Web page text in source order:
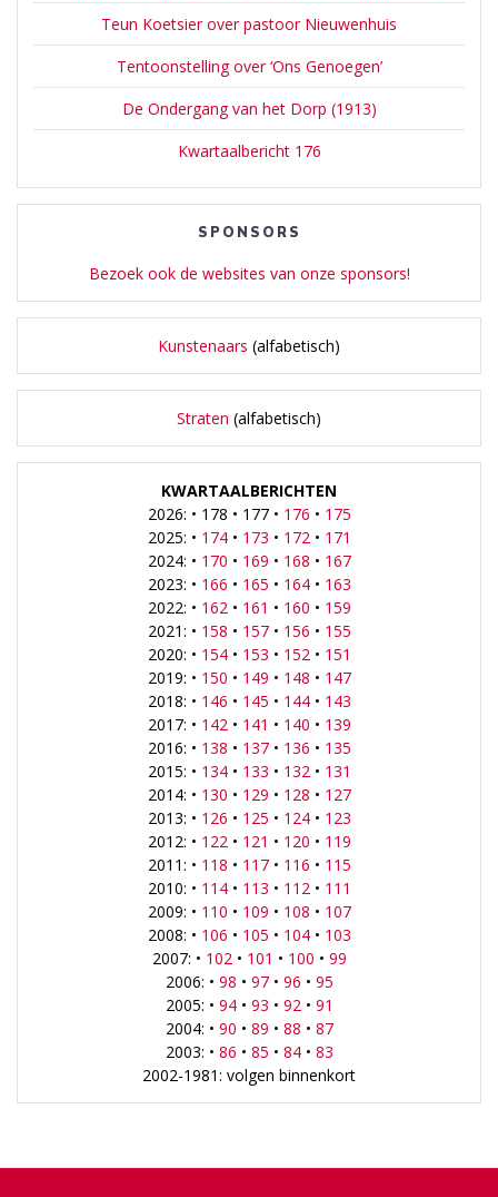
Teun Koetsier over pastoor Nieuwenhuis
Tentoonstelling over ‘Ons Genoegen’
De Ondergang van het Dorp (1913)
Kwartaalbericht 176
SPONSORS
Bezoek ook de websites van onze sponsors!
Kunstenaars (alfabetisch)
Straten (alfabetisch)
KWARTAALBERICHTEN
2026: • 178 • 177 • 176 • 175
2025: • 174• 173 • 172• 171
2024: • 170 • 169 • 168 • 167
2023: • 166 • 165 • 164• 163
2022: • 162• 161 • 160 • 159
2021: • 158 • 157• 156 • 155
2020: • 154• 153 • 152• 151
2019: • 150 • 149 • 148 • 147
2018: • 146 • 145 • 144• 143
2017: • 142• 141 • 140 • 139
2016: • 138 • 137• 136 • 135
2015: • 134• 133 • 132• 131
2014: • 130 • 129 • 128 • 127
2013: • 126 • 125 • 124• 123
2012: • 122• 121 • 120 • 119
2011: • 118 • 117• 116 • 115
2010: • 114• 113 • 112• 111
2009: • 110 • 109 • 108 • 107
2008: • 106 • 105 • 104• 103
2007: • 102• 101 • 100 • 99
2006: • 98 • 97• 96 • 95
2005: • 94• 93 • 92• 91
2004: • 90 • 89 • 88 • 87
2003: • 86 • 85 • 84• 83
2002-1981: volgen binnenkort